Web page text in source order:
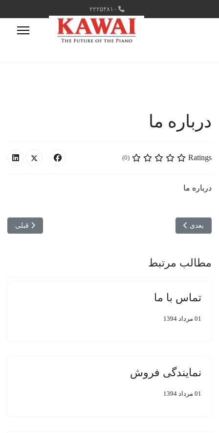
۲۲۲۵۴۸۱۰
درباره ما
Ratings
(0)
درباره ما
مطلب قبلی:
قبلی مطلب بعدی: نمایندگی فروش
بعدی
مطالب مرتبط
تماس با ما
01 مرداد 1394
نمایندگی فروش
01 مرداد 1394